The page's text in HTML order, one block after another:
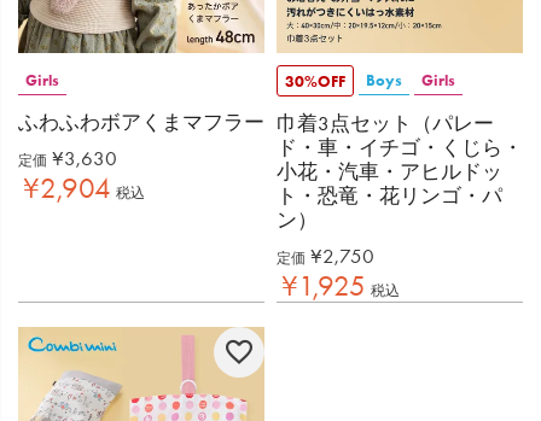
Girls
ふわふわボアくまマフラー
定価 ¥3,630
¥2,904 税込
30%OFF Boys Girls
巾着3点セット（パレー
ド・車・イチゴ・くじら・
小花・汽車・アヒルドッ
ト・恐竜・花リンゴ・パ
ン）
定価 ¥2,750
¥1,925 税込